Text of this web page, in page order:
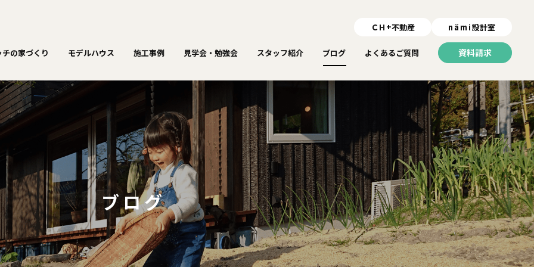
ＣＨ+不動産 nämi設計室
の家づくり モデルハウス 施工事例 見学会・勉強会 スタッフ紹介 ブログ よくあるご質問 資料請求
ブログ